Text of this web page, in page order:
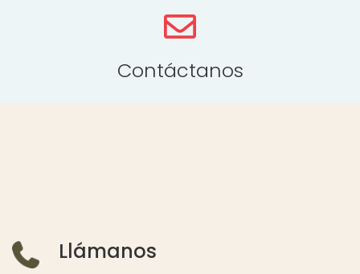
Contáctanos
Llámanos